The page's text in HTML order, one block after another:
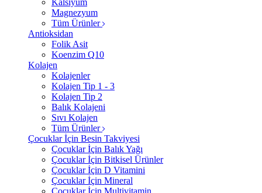
Kalsiyum
Magnezyum
Tüm Ürünler
Antioksidan
Folik Asit
Koenzim Q10
Kolajen
Kolajenler
Kolajen Tip 1 - 3
Kolajen Tip 2
Balık Kolajeni
Sıvı Kolajen
Tüm Ürünler
Çocuklar İçin Besin Takviyesi
Çocuklar İçin Balık Yağı
Çocuklar İçin Bitkisel Ürünler
Çocuklar İçin D Vitamini
Çocuklar İçin Mineral
Çocuklar İçin Multivitamin